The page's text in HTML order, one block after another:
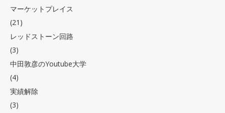
マーケットプレイス
(21)
レッドストーン回路
(3)
中田敦彦のYoutube大学
(4)
実績解除
(3)